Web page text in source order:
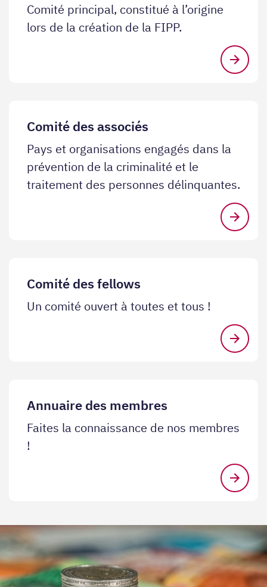
Comité principal, constitué à l’origine
lors de la création de la FIPP.
Comité des associés
Pays et organisations engagés dans la
prévention de la criminalité et le
traitement des personnes délinquantes.
Comité des fellows
Un comité ouvert à toutes et tous !
Annuaire des membres
Faites la connaissance de nos membres
!